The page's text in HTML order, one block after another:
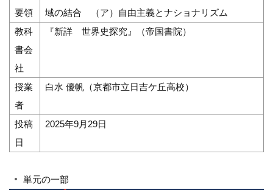
要領
域の結合 （ア）自由主義とナショナリズム
教科
書会
社
『新詳 世界史探究』（帝国書院）
授業
者
白水 優帆（京都市立日吉ケ丘高校）
投稿
日
2025年9月29日
単元の一部